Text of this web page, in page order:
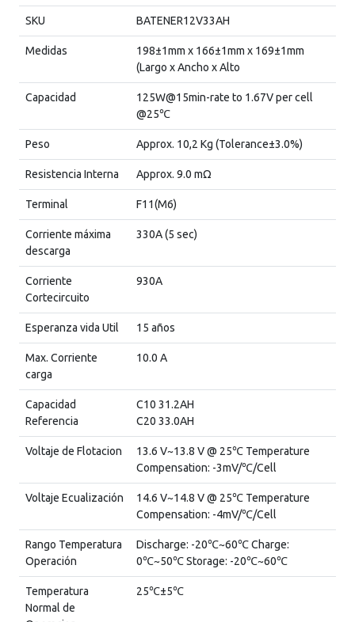
SKU BATENER12V33AH
Medidas
198±1mm x 166±1mm x 169±1mm
(Largo x Ancho x Alto
Capacidad
125W@15min-rate to 1.67V per cell
@25℃
Peso Approx. 10,2 Kg (Tolerance±3.0%)
Resistencia Interna Approx. 9.0 mΩ
Terminal F11(M6)
Corriente máxima
descarga
330A (5 sec)
Corriente
Cortecircuito
930A
Esperanza vida Util 15 años
Max. Corriente
carga
10.0 A
Capacidad
Referencia
C10 31.2AH
C20 33.0AH
Voltaje de Flotacion
13.6 V~13.8 V @ 25℃ Temperature
Compensation: -3mV/℃/Cell
Voltaje Ecualización
14.6 V~14.8 V @ 25℃ Temperature
Compensation: -4mV/℃/Cell
Rango Temperatura
Operación
Discharge: -20℃~60℃ Charge:
0℃~50℃ Storage: -20℃~60℃
Temperatura
Normal de
25℃±5℃